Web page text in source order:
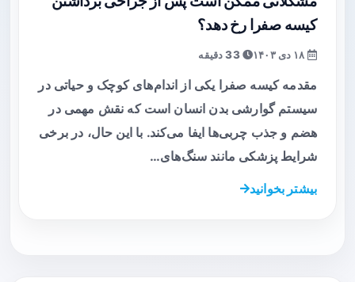
کیسه صفرا رخ دهد؟
33 دقیقه
مقدمه کیسه صفرا یکی از اندام‌های کوچک و حیاتی در
سیستم گوارشی بدن انسان است که نقش مهمی در
هضم و جذب چربی‌ها ایفا می‌کند. با این حال، در برخی
شرایط پزشکی مانند سنگ‌های…
بیشتر بخوانید